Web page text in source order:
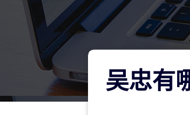
吴忠有